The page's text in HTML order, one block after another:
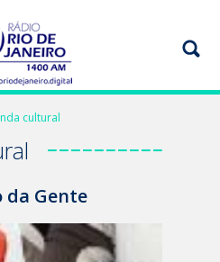
cultural
da Gente